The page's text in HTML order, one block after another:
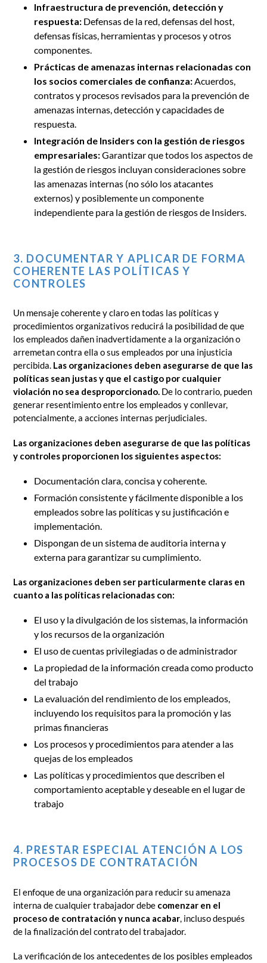
Infraestructura de prevención, detección y
respuesta: Defensas de la red, defensas del host,
defensas físicas, herramientas y procesos y otros
componentes.
Prácticas de amenazas internas relacionadas con
los socios comerciales de confianza: Acuerdos,
contratos y procesos revisados para la prevención de
amenazas internas, detección y capacidades de
respuesta.
Integración de Insiders con la gestión de riesgos
empresariales:Garantizar que todos los aspectos de
la gestión de riesgos incluyan consideraciones sobre
las amenazas internas (no sólo los atacantes
externos) y posiblemente un componente
independiente para la gestión de riesgos de Insiders.
3. DOCUMENTAR Y APLICAR DE FORMA
COHERENTE LAS POLÍTICAS Y
CONTROLES
Un mensaje coherente y claro en todas las políticas y
procedimientos organizativos reducirá la posibilidad de que
los empleados dañen inadvertidamente a la organización o
arremetan contra ella o sus empleados por una injusticia
percibida. Las organizaciones deben asegurarse de que las
políticas sean justas y que el castigo por cualquier
violación no sea desproporcionado. De lo contrario, pueden
generar resentimiento entre los empleados y conllevar,
potencialmente, a acciones internas perjudiciales.
Las organizaciones deben asegurarse de que las políticas
y controles proporcionen los siguientes aspectos:
Documentación clara, concisa y coherente.
Formación consistente y fácilmente disponible a los
empleados sobre las políticas y su justificación e
implementación.
Dispongan de un sistema de auditoria interna y
externa para garantizar su cumplimiento.
Las organizaciones deben ser particularmente claras en
cuanto a las políticas relacionadas con:
El uso y la divulgación de los sistemas, la información
y los recursos de la organización
El uso de cuentas privilegiadas o de administrador
La propiedad de la información creada como producto
del trabajo
La evaluación del rendimiento de los empleados,
incluyendo los requisitos para la promoción y las
primas financieras
Los procesos y procedimientos para atender a las
quejas de los empleados
Las políticas y procedimientos que describen el
comportamiento aceptable y deseable en el lugar de
trabajo
4. PRESTAR ESPECIAL ATENCIÓN A LOS
PROCESOS DE CONTRATACIÓN
El enfoque de una organización para reducir su amenaza
interna de cualquier trabajador debe comenzar en el
proceso de contratación y nunca acabar , incluso después
de la finalización del contrato del trabajador.
La verificación de los antecedentes de los posibles empleados